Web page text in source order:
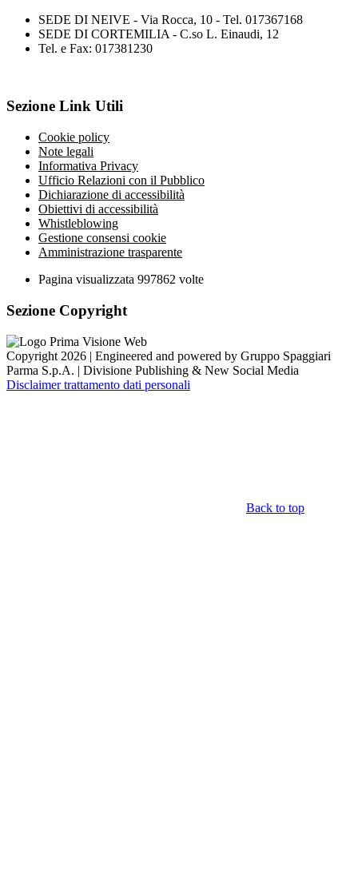
SEDE DI NEIVE - Via Rocca, 10 - Tel. 017367168
SEDE DI CORTEMILIA - C.so L. Einaudi, 12
Tel. e Fax: 017381230
Sezione Link Utili
Cookie policy
Note legali
Informativa Privacy
Ufficio Relazioni con il Pubblico
Dichiarazione di accessibilità
Obiettivi di accessibilità
Whistleblowing
Gestione consensi cookie
Amministrazione trasparente
Pagina visualizzata 997862 volte
Sezione Copyright
Copyright 2026 | Engineered and powered by Gruppo Spaggiari
Parma S.p.A. | Divisione Publishing & New Social Media
Disclaimer trattamento dati personali
Back to top